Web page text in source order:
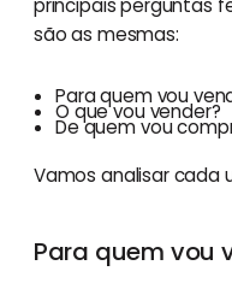
principais perguntas
são as mesmas:
Para quem vou
O que vou vender?
De quem vou
Vamos analisar cada
Para quem vou